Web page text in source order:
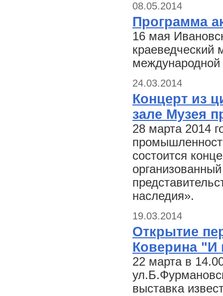
08.05.2014
Программа
16 мая
краеведческий
24.03.2014
Концерт из
зале Музея
28 марта 2014
состоится
наследия».
19.03.2014
Открытие
Коверина "И
22 марта в
выставка